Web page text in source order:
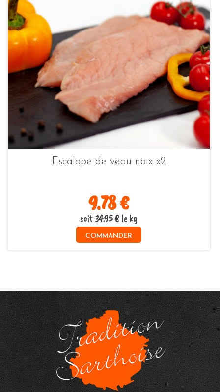
Escalope de veau noix x2
9.78 €
soit 34.95 € le kg
COMMANDER